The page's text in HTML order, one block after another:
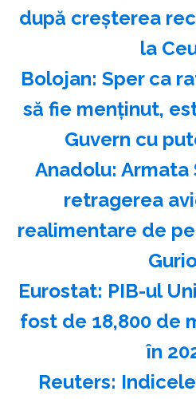
după creşterea
la
Bolojan: Sper ca
să fie menţinut,
Guvern cu
Anadolu: Armata
retragerea
realimentare de
Eurostat: PIB-ul
fost de 18,800 de
în
Reuters: